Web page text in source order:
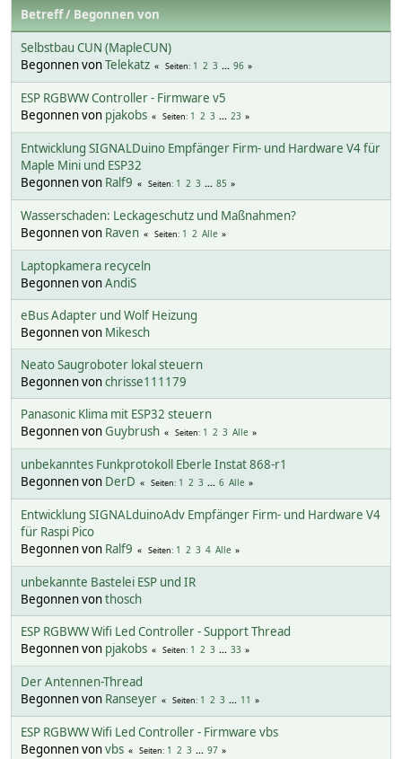
Betreff/ Begonnen von
Selbstbau CUN (MapleCUN)
Begonnen vonTelekatz Seiten 1 2 3 ... 96
ESP RGBWW Controller - Firmware v5
Begonnen von pjakobs Seiten 1 2 3 ... 23
Entwicklung SIGNALDuino Empfänger Firm- und Hardware V4 für
Maple Mini und ESP32
Begonnen von Ralf9 Seiten 1 2 3 ... 85
Wasserschaden: Leckageschutz und Maßnahmen?
Begonnen von Raven Seiten 1 2 Alle
Laptopkamera recyceln
Begonnen vonAndiS
eBus Adapter und Wolf Heizung
Begonnen von Mikesch
Neato Saugroboter lokal steuern
Begonnen vonchrisse111179
Panasonic Klima mit ESP32 steuern
Begonnen vonGuybrush Seiten 1 2 3 Alle
unbekanntes Funkprotokoll Eberle Instat 868-r1
Begonnen von DerD Seiten 1 2 3 ... 6 Alle
Entwicklung SIGNALduinoAdv Empfänger Firm- und Hardware V4
für Raspi Pico
Begonnen von Ralf9 Seiten 1 2 3 4 Alle
unbekannte Bastelei ESP und IR
Begonnen vonthosch
ESP RGBWW Wifi Led Controller - Support Thread
Begonnen von pjakobs Seiten 1 2 3 ... 33
Der Antennen-Thread
Begonnen von Ranseyer Seiten 1 2 3 ... 11
ESP RGBWW Wifi Led Controller - Firmware vbs
Begonnen vonvbs Seiten 1 2 3 ... 97